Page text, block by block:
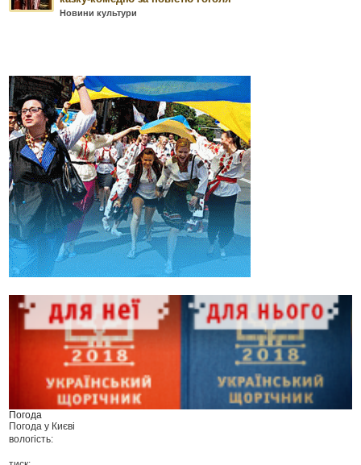
Новини культури
Погода
Погода у Києві
вологість: